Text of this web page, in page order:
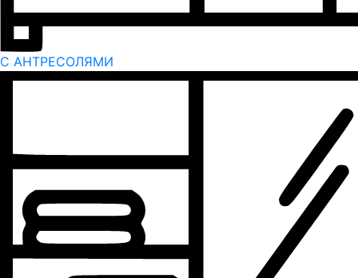
С АНТРЕСОЛЯМИ